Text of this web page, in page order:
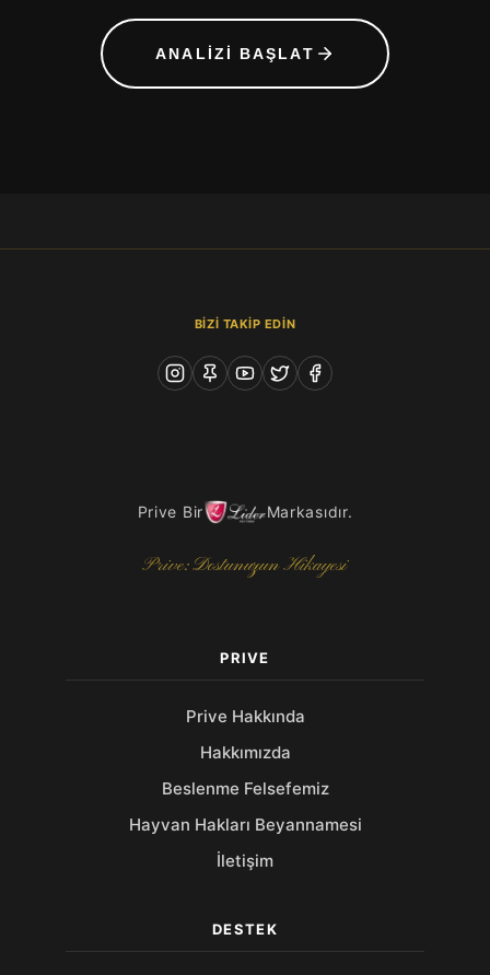
ANALIZI BAŞLAT
BİZİ TAKİP EDİN
Prive Bir Markasıdır.
Prive: Dostunuzun Hikayesi
PRIVE
Prive Hakkında
Hakkımızda
Beslenme Felsefemiz
Hayvan Hakları Beyannamesi
İletişim
DESTEK